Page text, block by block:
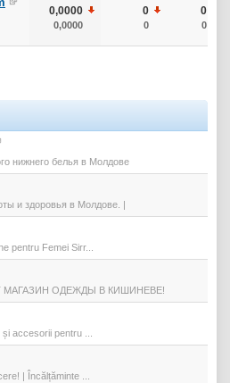
0,0000
0,0000
0
0
0
0
нижнего белья в Молдове
и здоровья в Молдове. |
pentru Femei Sirr...
МАГАЗИН ОДЕЖДЫ В КИШИНЕВЕ!
accesorii pentru ...
| Încălțăminte ...